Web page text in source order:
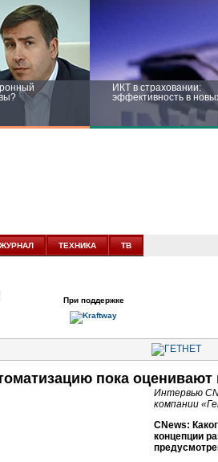
ИКТ в страховании:
эффективность в
новых условиях
ЖУРНАЛ ТЕХНИКА ТВ
При поддержке
пока оценивают
Интервью
компании
CNews:
концепции